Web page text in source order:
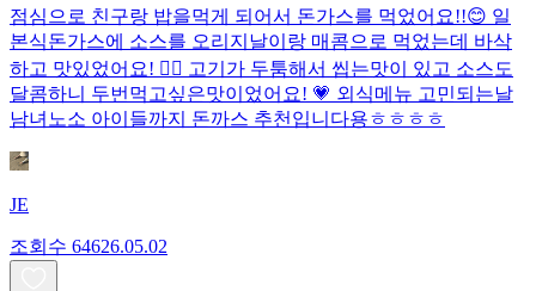
점심으로 친구랑 밥을먹게 되어서 돈가스를 먹었어요!!😊 일
본식돈가스에 소스를 오리지날이랑 매콤으로 먹었는데 바삭
하고 맛있었어요! 👍🏻 고기가 두툼해서 씹는맛이 있고 소스도
달콤하니 두번먹고싶은맛이었어요! 💗 외식메뉴 고민되는날
남녀노소 아이들까지 돈까스 추천입니다용ㅎㅎㅎㅎ
JE
조회수 64626.05.02